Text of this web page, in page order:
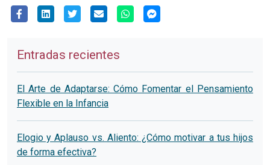
Entradas recientes
El Arte de Adaptarse: Cómo Fomentar el Pensamiento
Flexible en la Infancia
Elogio y Aplauso vs. Aliento: ¿Cómo motivar a tus hijos
de forma efectiva?